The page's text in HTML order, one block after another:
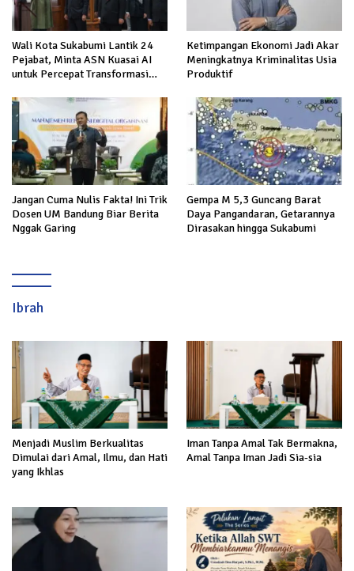
Wali Kota Sukabumi Lantik 24
Pejabat, Minta ASN Kuasai AI
untuk Percepat Transformasi
Ketimpangan Ekonomi Jadi Akar
Meningkatnya Kriminalitas Usia
Produktif
Jangan Cuma Nulis Fakta! Ini Trik
Dosen UM Bandung Biar Berita
Nggak Garing
Gempa M 5,3 Guncang Barat
Daya Pangandaran, Getarannya
Dirasakan hingga Sukabumi
Ibrah
Menjadi Muslim Berkualitas
Dimulai dari Amal, Ilmu, dan Hati
yang Ikhlas
Iman Tanpa Amal Tak Bermakna,
Amal Tanpa Iman Jadi Sia-sia